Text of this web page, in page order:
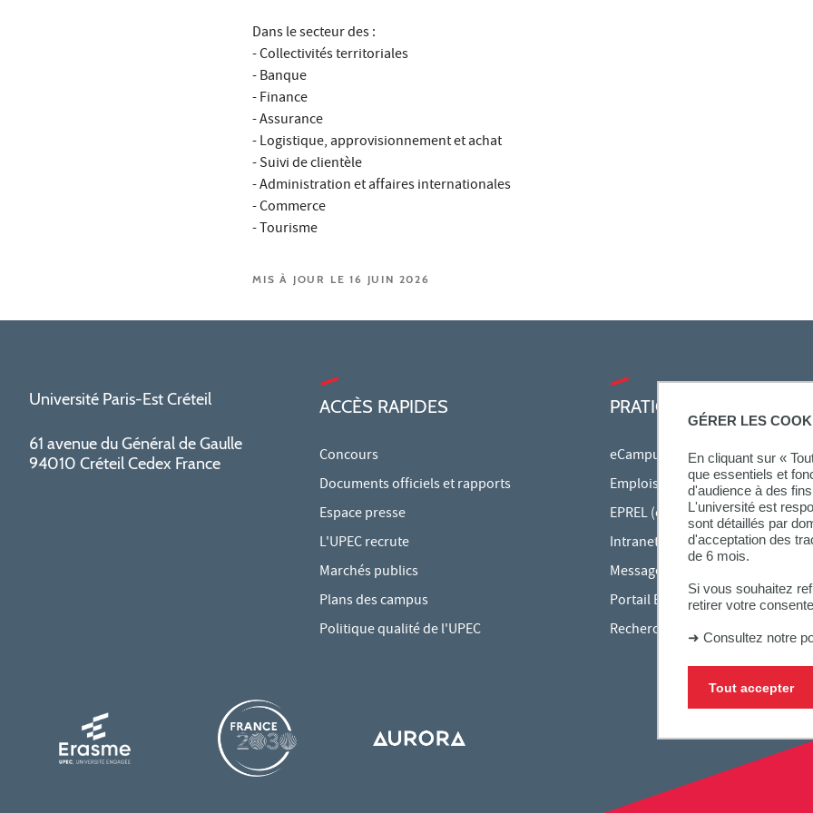
GÉRER LES
En cliquant sur «
que essentiels et
d'audience à des
L'université est
sont détaillés par
d'acceptation des
de 6 mois.
Si vous souhaitez
retirer votre
➜ Consultez notre
Tout accepter
Dans le secteur des :
- Collectivités territoriales
- Banque
- Finance
- Assurance
- Logistique, approvisionnement et achat
- Suivi de clientèle
- Administration et affaires internationales
- Commerce
- Tourisme
MIS À JOUR LE 16 JUIN 2026
Université Paris-Est Créteil
61 avenue du Général de Gaulle
94010 Créteil Cedex France
ACCÈS RAPIDES
Concours
Documents officiels et rapports
Espace presse
L'UPEC recrute
Marchés publics
Plans des campus
Politique qualité de l'UPEC
PRATIQUE
eCampus
Emplois du temps en ligne
EPREL (cours en ligne)
Intranet des personnels
Messagerie étudiante
Portail Bu Athéna
Rechercher une formation